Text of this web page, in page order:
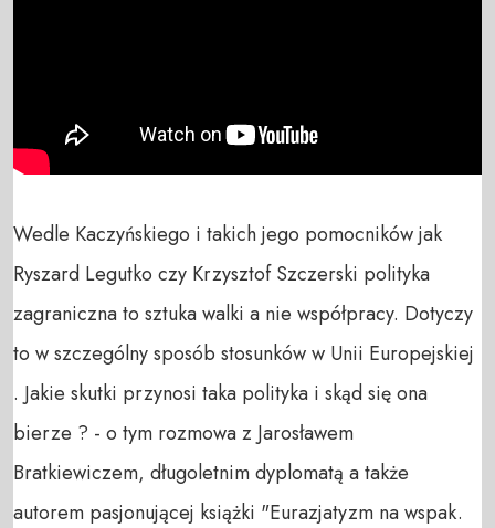
Wedle Kaczyńskiego i takich jego pomocników jak
Ryszard Legutko czy Krzysztof Szczerski polityka
zagraniczna to sztuka walki a nie współpracy. Dotyczy
to w szczególny sposób stosunków w Unii Europejskiej
. Jakie skutki przynosi taka polityka i skąd się ona
bierze ? - o tym rozmowa z Jarosławem
Bratkiewiczem, długoletnim dyplomatą a także
autorem pasjonującej książki "Eurazjatyzm na wspak.